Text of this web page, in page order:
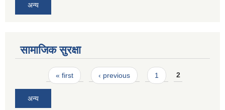
अन्य
सामाजिक सुरक्षा
Pages« first ‹ previous 1 2
अन्य